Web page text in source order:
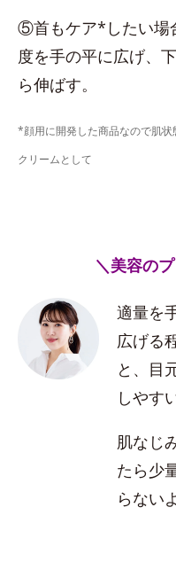
⑤首もケア*したい場
度を手の平に広げ、
ら伸ばす。
*顔用に開発した商品なので肌
クリームとして
＼美容の
適量を
広げる
と、目
しやす
肌なじ
たら少
らない